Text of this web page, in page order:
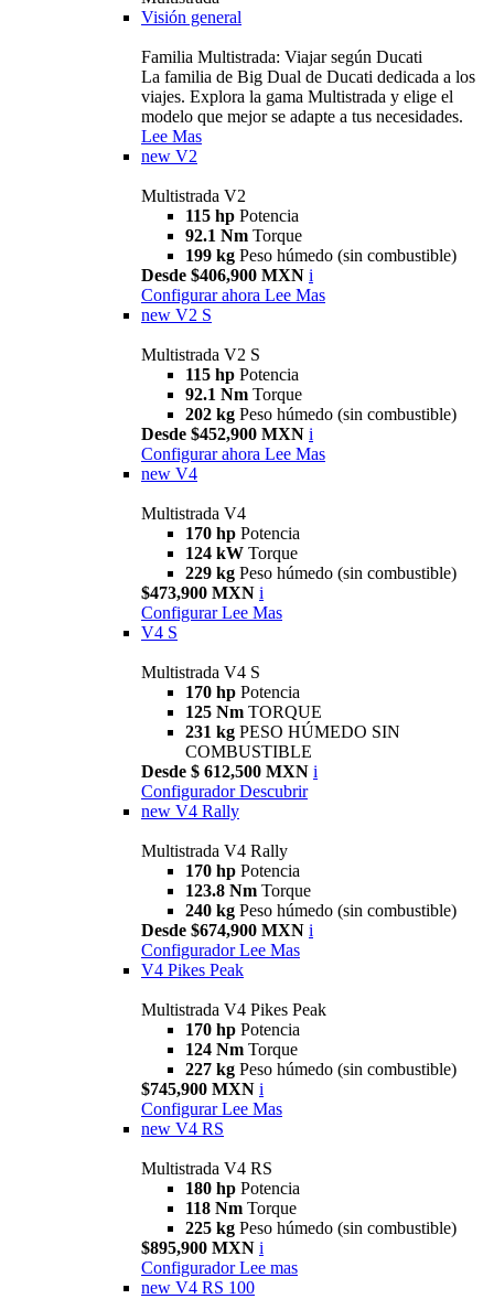
Visión general
Familia Multistrada: Viajar según Ducati
La familia de Big Dual de Ducati dedicada a los
viajes. Explora la gama Multistrada y elige el
modelo que mejor se adapte a tus necesidades.
Lee Mas
new V2
Multistrada V2
115 hp Potencia
92.1 Nm Torque
199 kg Peso húmedo (sin combustible)
Desde $406,900 MXN i
Configurar ahora Lee Mas
new V2 S
Multistrada V2 S
115 hp Potencia
92.1 Nm Torque
202 kg Peso húmedo (sin combustible)
Desde $452,900 MXN i
Configurar ahora Lee Mas
new V4
Multistrada V4
170 hp Potencia
124 kW Torque
229 kg Peso húmedo (sin combustible)
$473,900 MXN i
Configurar Lee Mas
V4 S
Multistrada V4 S
170 hp Potencia
125 Nm TORQUE
231 kg PESO HÚMEDO SIN
COMBUSTIBLE
Desde $ 612,500 MXN i
Configurador Descubrir
new V4 Rally
Multistrada V4 Rally
170 hp Potencia
123.8 Nm Torque
240 kg Peso húmedo (sin combustible)
Desde $674,900 MXN i
Configurador Lee Mas
V4 Pikes Peak
Multistrada V4 Pikes Peak
170 hp Potencia
124 Nm Torque
227 kg Peso húmedo (sin combustible)
$745,900 MXN i
Configurar Lee Mas
new V4 RS
Multistrada V4 RS
180 hp Potencia
118 Nm Torque
225 kg Peso húmedo (sin combustible)
$895,900 MXN i
Configurador Lee mas
new V4 RS 100